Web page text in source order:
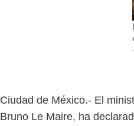
Ciudad de México.- El
Bruno Le Maire, ha